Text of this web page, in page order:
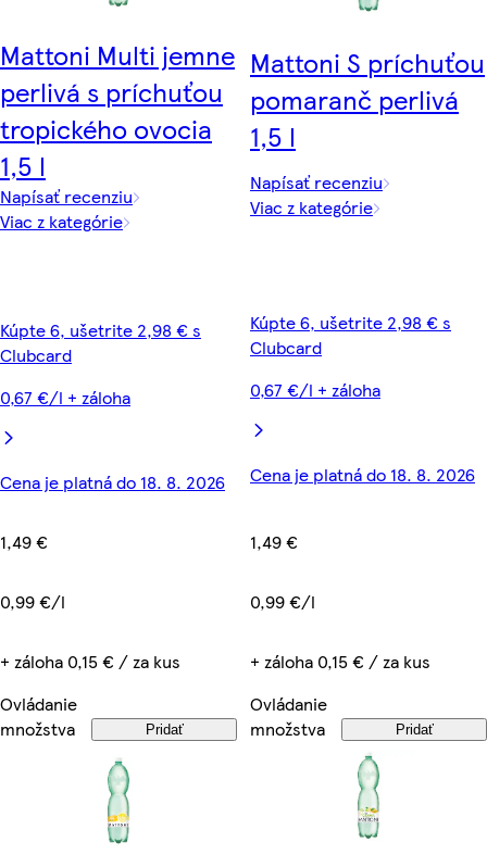
Mattoni Multi jemne
perlivá s príchuťou
tropického ovocia
1,5 l
Napísať recenziu
Viac z kategórie
Kúpte 6, ušetrite 2,98 € s
Clubcard
0,67 €/l + záloha
Cena je platná do 18. 8. 2026
1,49 €
0,99 €/l
+ záloha 0,15 € / za kus
Ovládanie
množstva
Pridať
Mattoni S príchuťou
pomaranč perlivá
1,5 l
Napísať recenziu
Viac z kategórie
Kúpte 6, ušetrite 2,98 € s
Clubcard
0,67 €/l + záloha
Cena je platná do 18. 8. 2026
1,49 €
0,99 €/l
+ záloha 0,15 € / za kus
Ovládanie
množstva
Pridať